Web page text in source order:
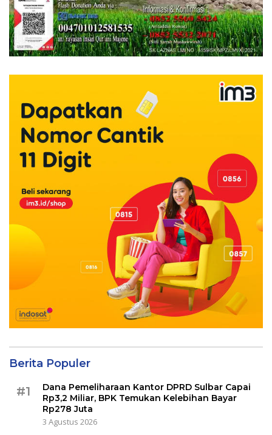
Berita Populer
#1
Dana Pemeliharaan Kantor DPRD Sulbar Capai
Rp3,2 Miliar, BPK Temukan Kelebihan Bayar
Rp278 Juta
3 Agustus 2026